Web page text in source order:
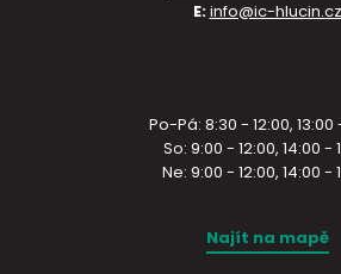
E:info@ic-hlucin.cz
Po-Pá: 8:30 - 12:00, 13:00
So: 9:00 - 12:00, 14:00 -
Ne: 9:00 - 12:00, 14:00 -
Najít na mapě